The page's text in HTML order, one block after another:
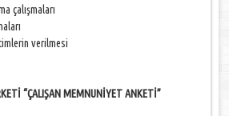
çalışmaları
verilmesi
“ÇALIŞAN MEMNUNİYET ANKETİ”